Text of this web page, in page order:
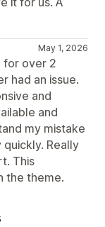
May 1, 2026
for over 2
had an issue.
and
and
my mistake
Really
This
the theme.